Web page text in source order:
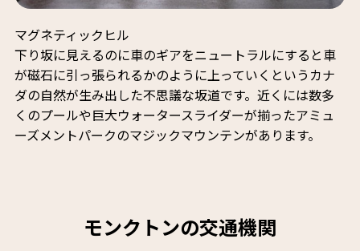
マグネティックヒル
下り坂に見えるのに車のギアをニュートラルにすると車
が磁石に引っ張られるかのように上っていくというカナ
ダの自然が生み出した不思議な坂道です。近くには数多
くのプールや巨大ウォータースライダーが揃ったアミュ
ーズメントパークのマジックマウンテンがあります。
モンクトンの交通機関